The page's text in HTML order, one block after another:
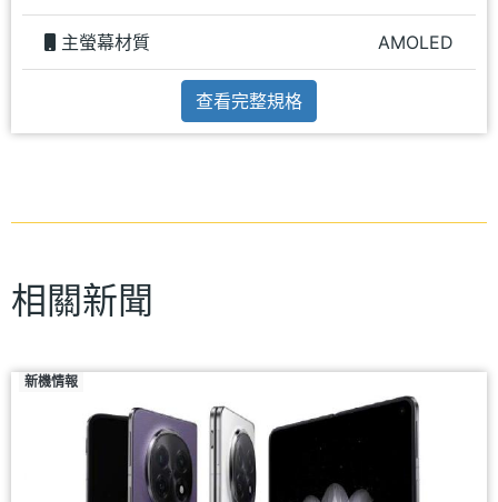
主螢幕材質 AMOLED
查看完整規格
相關新聞
新機情報